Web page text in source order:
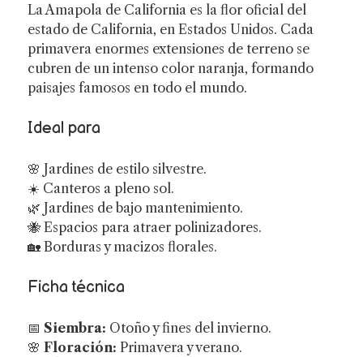
La Amapola de California es la flor oficial del
estado de California, en Estados Unidos. Cada
primavera enormes extensiones de terreno se
cubren de un intenso color naranja, formando
paisajes famosos en todo el mundo.
Ideal para
🌸 Jardines de estilo silvestre.
☀️ Canteros a pleno sol.
🌿 Jardines de bajo mantenimiento.
🐝 Espacios para atraer polinizadores.
🏡 Borduras y macizos florales.
Ficha técnica
📅 Siembra: Otoño y fines del invierno.
🌸 Floración: Primavera y verano.